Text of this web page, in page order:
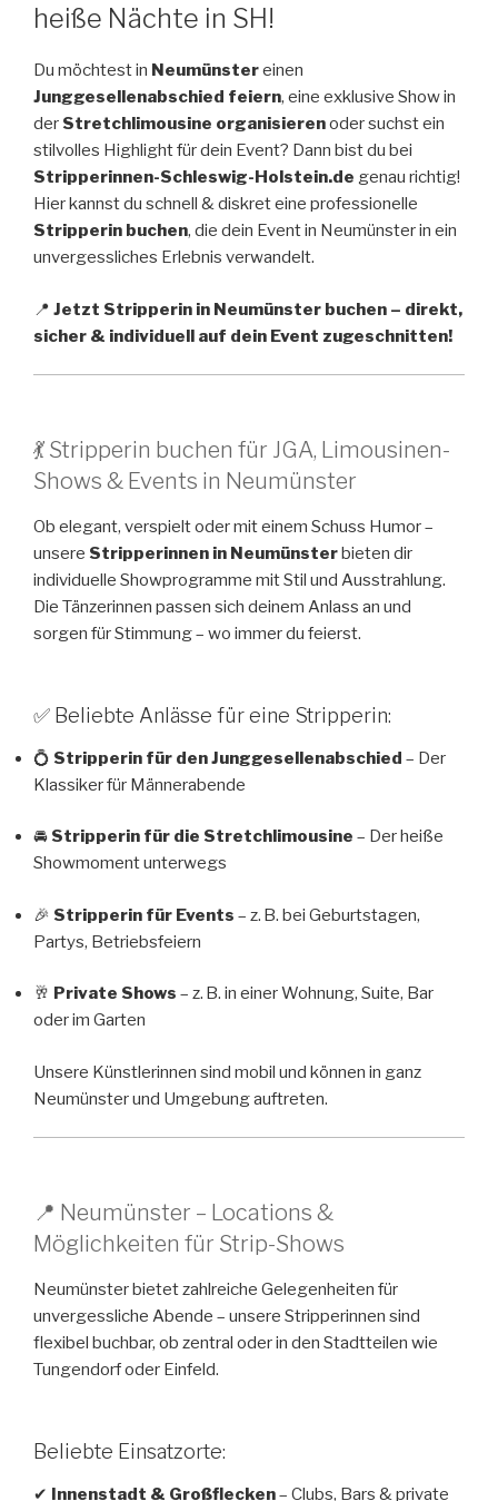
heiße Nächte in SH!
Du möchtest in Neumünstereinen
Junggesellenabschied feiern, eine exklusive Show in
der Stretchlimousine organisierenoder suchst ein
stilvolles Highlight für dein Event? Dann bist du bei
Stripperinnen-Schleswig-Holstein.de genau richtig!
Hier kannst du schnell & diskret eine professionelle
Stripperin buchen, die dein Event in Neumünster in ein
unvergessliches Erlebnis verwandelt.
📍 Jetzt Stripperin in Neumünster buchen – direkt,
sicher & individuell auf dein Event zugeschnitten!
💃 Stripperin buchen für JGA, Limousinen-
Shows & Events in Neumünster
Ob elegant, verspielt oder mit einem Schuss Humor –
unsere Stripperinnen in Neumünsterbieten dir
individuelle Showprogramme mit Stil und Ausstrahlung.
Die Tänzerinnen passen sich deinem Anlass an und
sorgen für Stimmung – wo immer du feierst.
✅ Beliebte Anlässe für eine Stripperin:
💍 Stripperin für den Junggesellenabschied – Der
Klassiker für Männerabende
🚘 Stripperin für die Stretchlimousine – Der heiße
Showmoment unterwegs
🎉 Stripperin für Events – z. B. bei Geburtstagen,
Partys, Betriebsfeiern
🥂 Private Shows – z. B. in einer Wohnung, Suite, Bar
oder im Garten
Unsere Künstlerinnen sind mobil und können in ganz
Neumünster und Umgebung auftreten.
📍 Neumünster – Locations &
Möglichkeiten für Strip-Shows
Neumünster bietet zahlreiche Gelegenheiten für
unvergessliche Abende – unsere Stripperinnen sind
flexibel buchbar, ob zentral oder in den Stadtteilen wie
Tungendorf oder Einfeld.
Beliebte Einsatzorte:
✔ Innenstadt & Großflecken– Clubs, Bars & private